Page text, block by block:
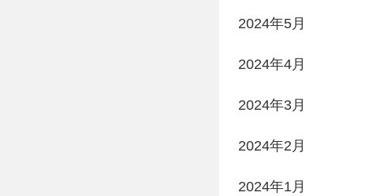
2024年5月
2024年4月
2024年3月
2024年2月
2024年1月